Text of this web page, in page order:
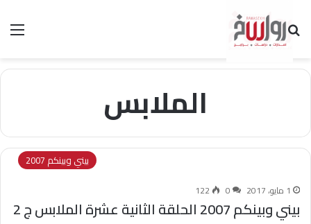
بحث عن
الملابس
بيني وبينكم 2007
1 مايو، 2017 0
122
بيني وبينكم 2007 الحلقة الثانية عشرة الملابس ج 2